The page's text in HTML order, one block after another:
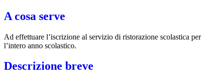
A cosa serve
Ad effettuare l’iscrizione al servizio di ristorazione scolastica per
l’intero anno scolastico.
Descrizione breve